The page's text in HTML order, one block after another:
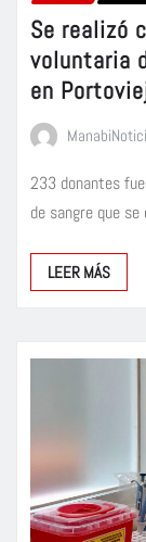
Se realizó
voluntaria
en
233 donantes
de sangre que
LEER MÁS